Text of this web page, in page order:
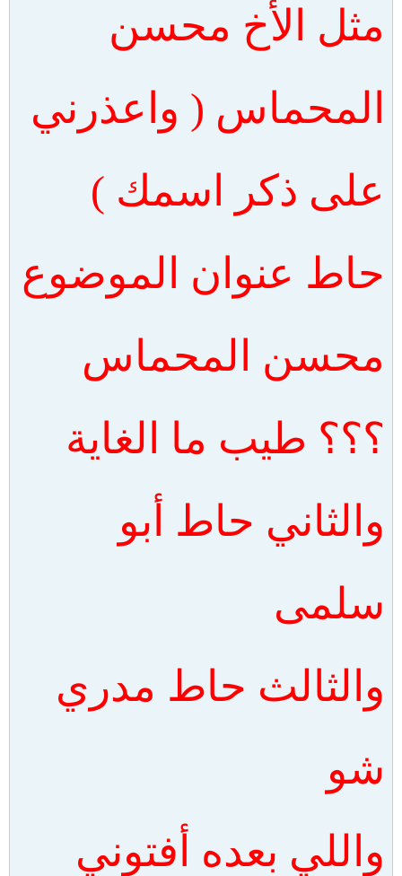
مثل الأخ محسن
المحماس ( واعذرني
على ذكر اسمك )
حاط عنوان الموضوع
محسن المحماس
؟؟؟ طيب ما الغاية
والثاني حاط أبو
سلمى
والثالث حاط مدري
شو
واللي بعده أفتوني